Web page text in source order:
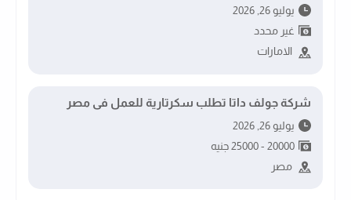
يوليو 26, 2026
غير محدد
الامارات
شركة جولف داتا تطلب سكرتارية للعمل فى مصر
يوليو 26, 2026
20000 - 25000 جنيه
مصر